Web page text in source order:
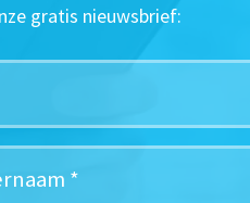
gratis nieuwsbrief: